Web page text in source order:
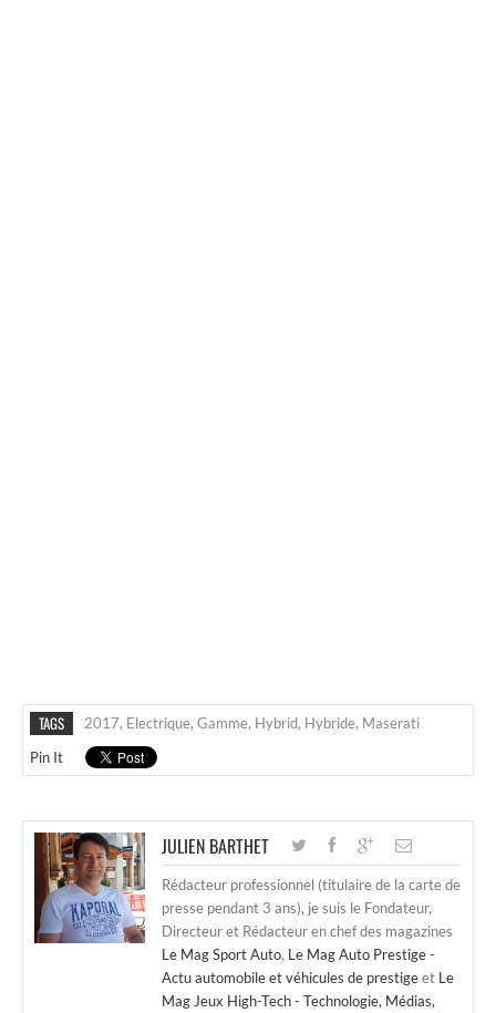
TAGS 2017, Electrique, Gamme, Hybrid, Hybride, Maserati
Pin It
JULIEN BARTHET
Rédacteur professionnel (titulaire de la carte de
presse pendant 3 ans), je suis le Fondateur,
Directeur et Rédacteur en chef des magazines
Le Mag Sport Auto, Le Mag Auto Prestige -
Actu automobile et véhicules de prestigeet Le
Mag Jeux High-Tech - Technologie, Médias,